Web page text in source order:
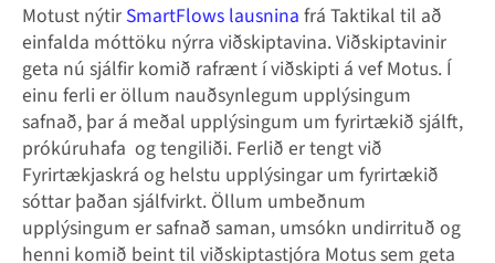
Motust nýtir SmartFlows lausnina frá Taktikal til að
einfalda móttöku nýrra viðskiptavina. Viðskiptavinir
geta nú sjálfir komið rafrænt í viðskipti á vef Motus. Í
einu ferli er öllum nauðsynlegum upplýsingum
safnað, þar á meðal upplýsingum um fyrirtækið sjálft,
prókúruhafa og tengiliði. Ferlið er tengt við
Fyrirtækjaskrá og helstu upplýsingar um fyrirtækið
sóttar þaðan sjálfvirkt. Öllum umbeðnum
upplýsingum er safnað saman, umsókn undirrituð og
henni komið beint til viðskiptastjóra Motus sem geta